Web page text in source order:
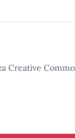
Creative